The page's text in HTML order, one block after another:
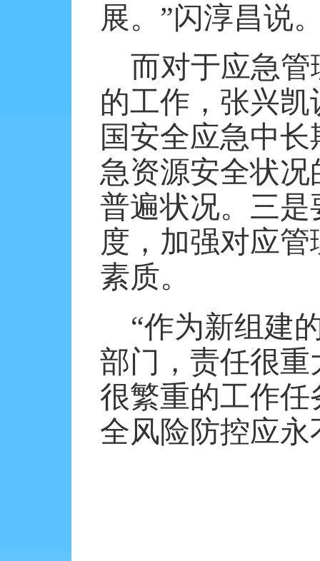
展。”闪淳昌说
而对于应急
的工作，张兴
国安全应急中
急资源安全状
普遍状况。三
度，加强对应
素质。
“作为新组建
部门，责任很
很繁重的工作任
全风险防控应